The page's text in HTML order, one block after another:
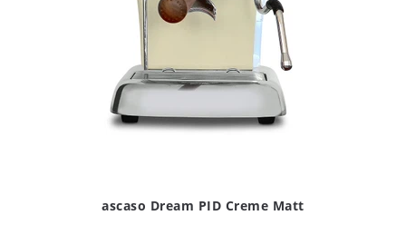
ascaso Dream PID Creme Matt